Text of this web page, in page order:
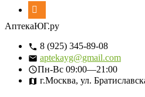
АптекаЮГ.ру
8 (925) 345-89-08
aptekayg@gmail.com
Пн-Вс 09:00—21:00
г.Москва, ул.